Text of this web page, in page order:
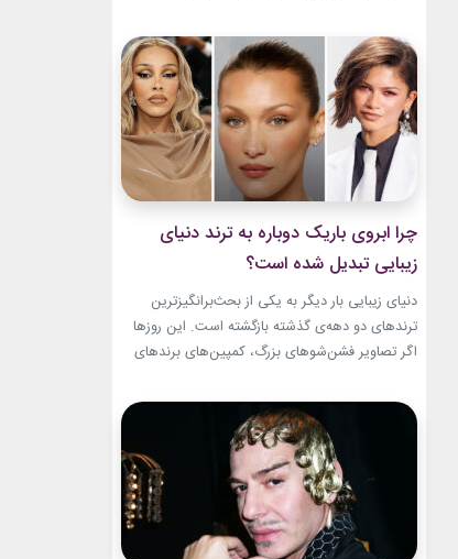
و میراث هنری خود الهام‌بخش هستند. بازیگران زن
مسن سینما ثابت کرده‌اند که جذابیت واقعی تنها به
سال‌های جوانی محدود...
چرا ابروی باریک دوباره به ترند دنیای
زیبایی تبدیل شده است؟
دنیای زیبایی بار دیگر به یکی از بحث‌برانگیزترین
ترندهای دو دهه‌ی گذشته بازگشته است. این روزها
اگر تصاویر فشن‌شوهای بزرگ، کمپین‌های برندهای
حضور ابروی باریک مدرن را به‌وضوح خواهید دید. با
این حال، این بازگشت شباهت چندانی به ابروهای
بسیار نازک دهه ۱۹۹۰ و اوایل دهه...